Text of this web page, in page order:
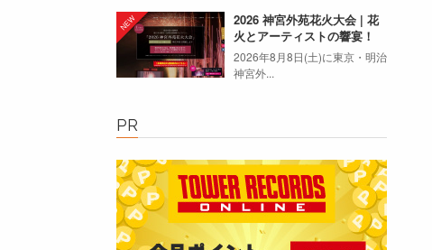
2026 神宮外苑花火大会 | 花
火とアーティストの響宴！
2026年8月8日(土)に東京・明治
神宮外...
PR